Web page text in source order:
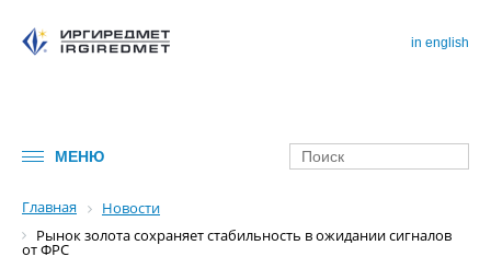
МЕНЮ
in english
Главная
Новости
Рынок золота сохраняет стабильность в ожидании сигналов
от ФРС